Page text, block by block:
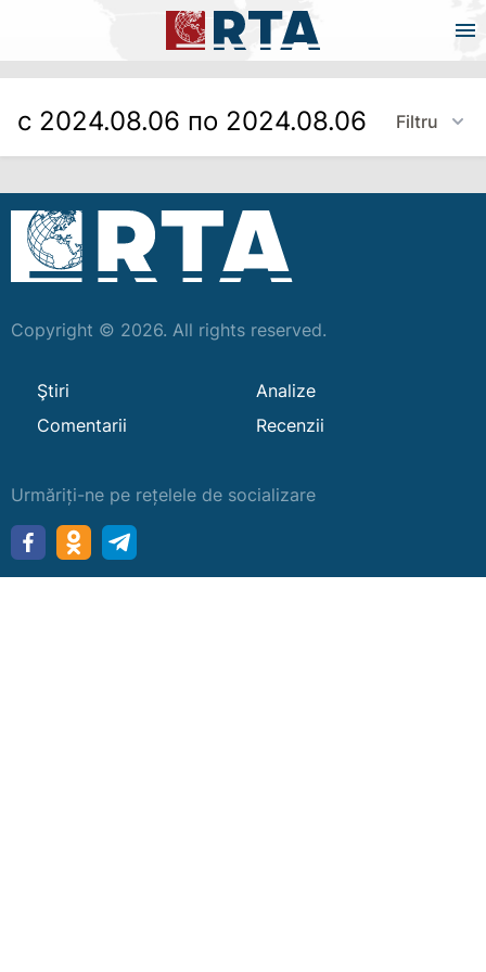
с 2024.08.06 по 2024.08.06 Filtru
Copyright © 2026. All rights reserved.
Ştiri
Analize
Comentarii
Recenzii
Urmăriți-ne pe rețelele de socializare